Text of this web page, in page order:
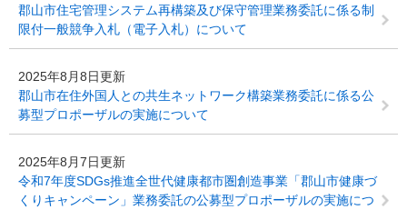
郡山市住宅管理システム再構築及び保守管理業務委託に係る制
限付一般競争入札（電子入札）について
2025年8月8日更新
郡山市在住外国人との共生ネットワーク構築業務委託に係る公
募型プロポーザルの実施について
2025年8月7日更新
令和7年度SDGs推進全世代健康都市圏創造事業「郡山市健康づ
くりキャンペーン」業務委託の公募型プロポーザルの実施につ